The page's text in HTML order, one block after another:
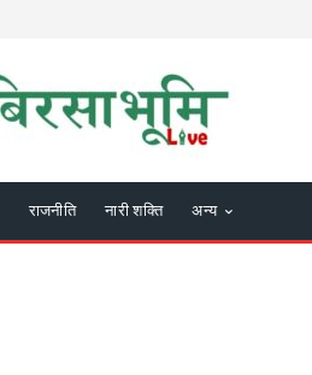
राजनीति नारी शक्ति अन्य